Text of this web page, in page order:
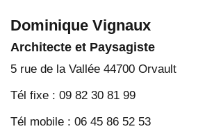
Dominique Vignaux
Architecte et Paysagiste
5 rue de la Vallée 44700 Orvault
Tél fixe : 09 82 30 81 99
Tél mobile : 06 45 86 52 53